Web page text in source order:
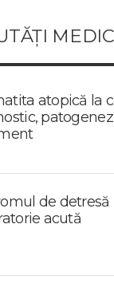
atopică la
de detresă
acută